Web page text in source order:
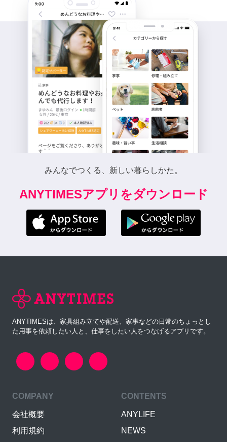
みんなでつくる、新しい暮らしかた。
ANYTIMESアプリをダウンロード
ANYTIMESは、家具組み立てや配送、家事などの日常のちょっとし
た用事を依頼したい人と、仕事をしたい人をつなげるアプリです。
COMPANY
会社概要
利用規約
CONTENTS
ANYLIFE
NEWS